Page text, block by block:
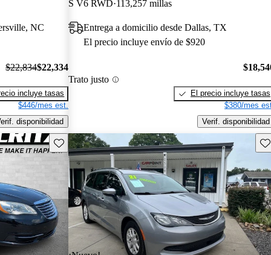
NC
$22,834$22,334
incluye tasas
$446/mes est.
disponibilidad
S V6 RWD 113,257 millas
Entrega a domicilio desde Dallas, TX
El precio incluye envío de $920
Trato justo
El precio incluye tasas
$380/mes
Verif. disponibilidad
Guarda este Aviso